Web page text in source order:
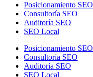
Posicionamiento SEO
Consultoría SEO
Auditoría SEO
SEO Local
Posicionamiento SEO
Consultoría SEO
Auditoría SEO
SEO Local